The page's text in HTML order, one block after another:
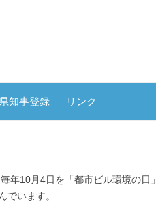
県知事登録 リンク
年10月4日を「都市ビル環境の日」
でいます。